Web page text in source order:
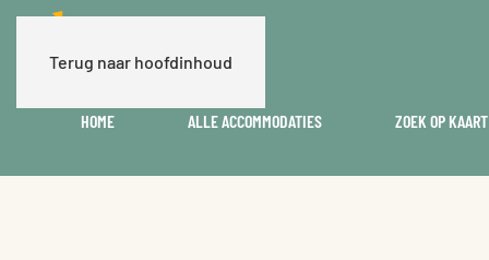
Terug naar hoofdinhoud
HOME ALLE ACCOMMODATIES ZOEK OP KAART